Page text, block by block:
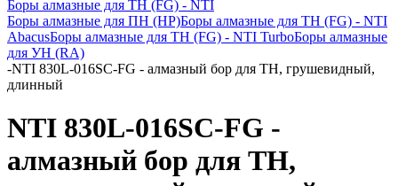
Боры алмазные для ТН (FG) - NTI
Боры алмазные для ПН (HP)Боры алмазные для ТН (FG) - NTI
AbacusБоры алмазные для ТН (FG) - NTI TurboБоры алмазные
для УН (RA)
-NTI 830L-016SC-FG - алмазный бор для ТН, грушевидный,
длинный
NTI 830L-016SC-FG -
алмазный бор для ТН,